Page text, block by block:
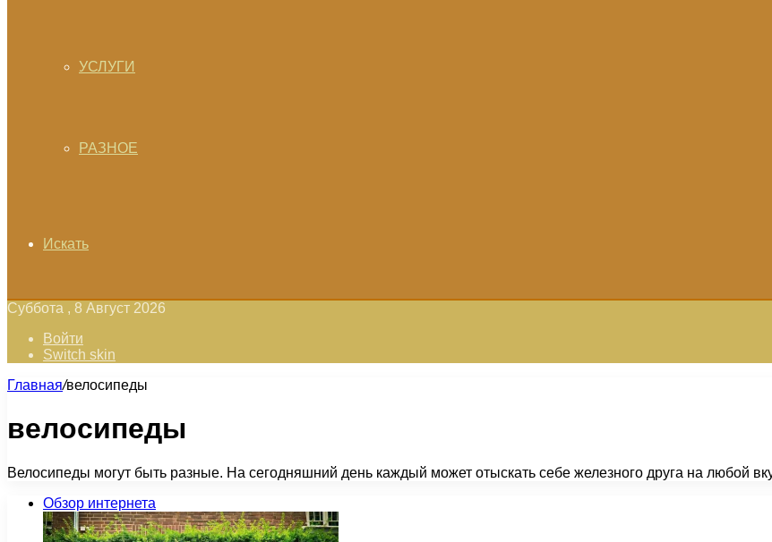
УСЛУГИ
РАЗНОЕ
Искать
Суббота , 8 Август 2026
Войти
Switch skin
Главная/велосипеды
велосипеды
Велосипеды могут быть разные. На сегодняшний день каждый может отыскать себе железного друга на любой
Обзор интернета